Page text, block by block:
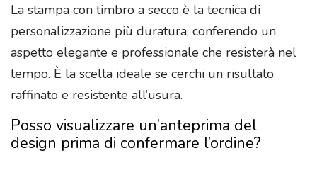
La stampa con timbro a secco è la tecnica di
personalizzazione più duratura, conferendo un
aspetto elegante e professionale che resisterà nel
tempo. È la scelta ideale se cerchi un risultato
raffinato e resistente all’usura.
Posso visualizzare un’anteprima del
design prima di confermare l’ordine?